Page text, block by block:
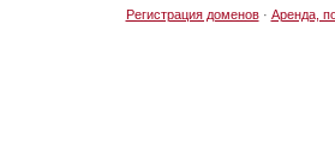
Регистрация доменов· Аренда,